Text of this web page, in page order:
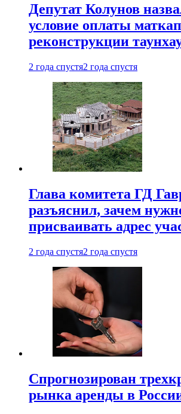
Депутат Колунов
условие оплаты
реконструкции
2 года спустя2 года спустя
Глава комитета ГД
разъяснил, зачем
присваивать адрес
2 года спустя2 года спустя
Спрогнозирован
рынка аренды в